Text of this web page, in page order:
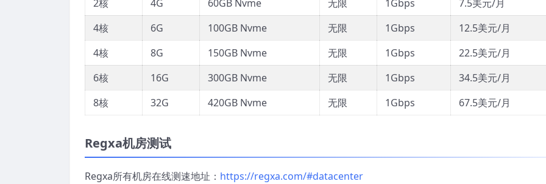
2核 4G 60GB Nvme 无限 1Gbps
7.5美元/月
4核
6G 100GB Nvme 无限 1Gbps
12.5美元/月
4核
8G 150GB Nvme 无限 1Gbps
22.5美元/月
6核
16G 300GB Nvme 无限 1Gbps
34.5美元/月
8核
32G 420GB Nvme 无限 1Gbps 67.5美元/月
Regxa机房测试
Regxa所有机房在线测速地址： https://regxa.com/#datacenter